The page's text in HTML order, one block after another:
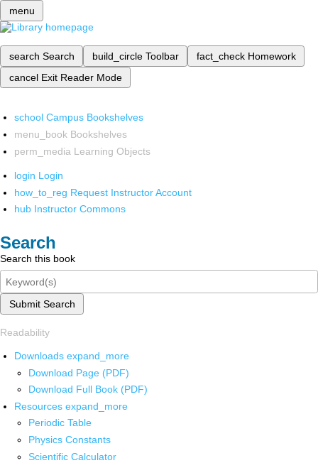
menu
search Search build_circle Toolbar fact_check Homework
cancel Exit Reader Mode
school Campus Bookshelves
menu_book Bookshelves
perm_media Learning Objects
login Login
how_to_reg Request Instructor Account
hub Instructor Commons
Search
Search this book
Submit Search
Readability
Downloads expand_more
Download Page (PDF)
Download Full Book (PDF)
Resources expand_more
Periodic Table
Physics Constants
Scientific Calculator